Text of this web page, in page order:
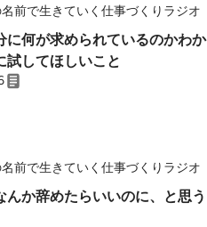
名前で生きていく仕事づくりラジオ
に何が求められているのかわか
試してほしいこと
名前で生きていく仕事づくりラジオ
んか辞めたらいいのに、と思う